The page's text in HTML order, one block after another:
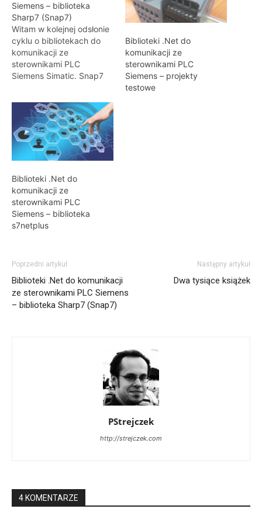
Siemens – biblioteka
Sharp7 (Snap7)
Witam w kolejnej odsłonie
cyklu o bibliotekach do
komunikacji ze
sterownikami PLC
Siemens Simatic. Snap7
biblioteką do komunikacji
ze sterownikami Siemens-
a. Biblioteka ta wspiera (w
różnych wersjach) wiele
platform i wiele języków
Znajdziemy więc porty dla
C#, Javy, Pythona,
Node.js itp. Istnieje
nawet…
Biblioteki .Net do
komunikacji ze
sterownikami PLC
Siemens – projekty
testowe
Biblioteki .Net do
komunikacji ze
sterownikami PLC
Siemens – biblioteka
s7netplus
Poprzedni artykuł
Biblioteki .Net do komunikacji
ze sterownikami PLC Siemens
– biblioteka Sharp7 (Snap7)
Następny artykuł
Dwa tysiące książek
PStrejczek
http://strejczek.com
4 KOMENTARZE